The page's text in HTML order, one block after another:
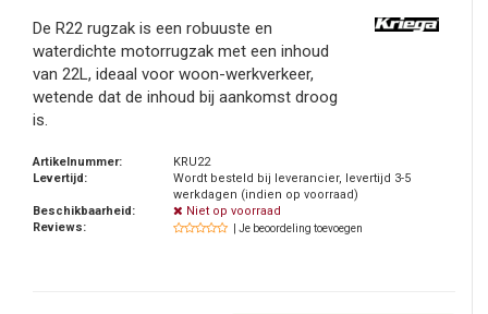
De R22 rugzak is een robuuste en
waterdichte motorrugzak met een inhoud
van 22L, ideaal voor woon-werkverkeer,
wetende dat de inhoud bij aankomst droog
is.
Artikelnummer:
KRU22
Levertijd:
Wordt besteld bij leverancier, levertijd 3-5
werkdagen (indien op voorraad)
Beschikbaarheid:
Niet op voorraad
Reviews:
| Je beoordeling toevoegen